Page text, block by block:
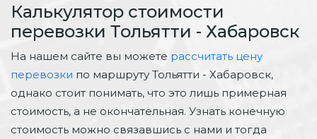
Калькулятор стоимости
перевозки Тольятти - Хабаровск
На нашем сайте вы можете рассчитать цену
перевозки по маршруту Тольятти - Хабаровск,
однако стоит понимать, что это лишь примерная
стоимость, а не окончательная. Узнать конечную
стоимость можно связавшись с нами и тогда